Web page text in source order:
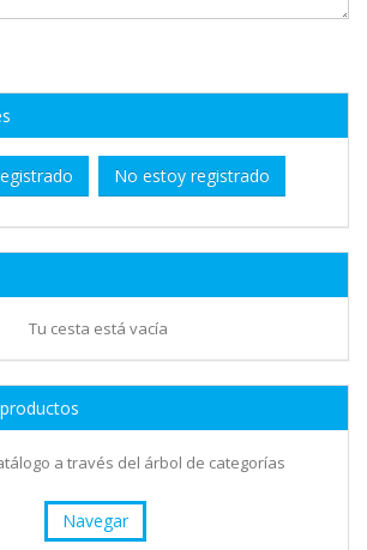
No estoy registrado
Tu cesta está vacía
a través del árbol de categorías
Navegar